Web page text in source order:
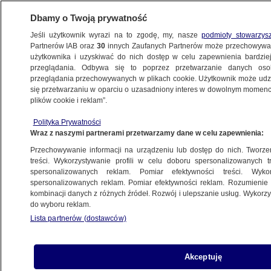
POLSKA
uniewinnieni w procesie po proteście
w Puszczy
14.06.2018, 17:05
Udostępnij
Dbamy o Twoją prywatność
Jeśli użytkownik wyrazi na to zgodę, my, naszepodmioty
Partnerów IAB oraz30 innych Zaufanych Partnerów może
użytkownika i uzyskiwać do nich dostęp w celu zapewnienia
przeglądania. Odbywa się to poprzez przetwarzanie danych
przeglądania przechowywanych w plikach cookie. Użytkownik może
się przetwarzaniu w oparciu o uzasadniony interes w dowolnym
plików cookie i reklam”.
Polityka Prywatności
Wraz z naszymi partnerami przetwarzamy dane w celu zapewnienia:
Przechowywanie informacji na urządzeniu lub dostęp do nich.
treści. Wykorzystywanie profili w celu doboru spersonalizowanych
spersonalizowanych reklam. Pomiar efektywności treści.
spersonalizowanych reklam. Pomiar efektywności reklam.
kombinacji danych z różnych źródeł. Rozwój i ulepszanie usług.
do wyboru reklam.
Lista partnerów (dostawców)
Akceptuję